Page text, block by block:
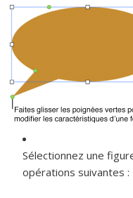
Sélectionnez une
opérations suivantes :